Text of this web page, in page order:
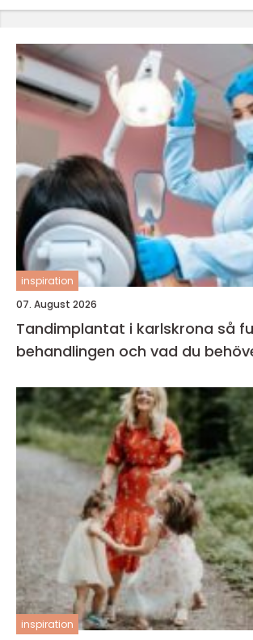
inspiration
07. August 2026
Tandimplantat i karlskrona så fungerar
behandlingen och vad du
inspiration